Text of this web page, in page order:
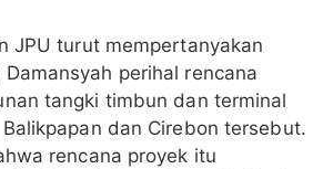
JPU turut mempertanyakan
perihal rencana
tangki timbun dan terminal
dan Cirebon tersebut.
rencana proyek itu